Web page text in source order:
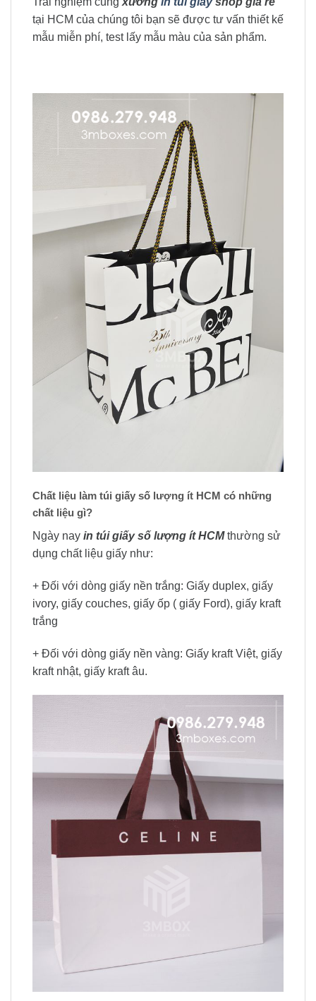
tại HCM của chúng tôi bạn sẽ được tư vấn thiết kế
mẫu miễn phí, test lấy mẫu màu của sản phẩm.
Chất liệu làm túi giấy số lượng ít HCM có những
chất liệu gì?
Ngày nay in túi giấy số lượng ít HCMthường sử
dụng chất liệu giấy như:
+ Đối với dòng giấy nền trắng: Giấy duplex, giấy
ivory, giấy couches, giấy ốp ( giấy Ford), giấy kraft
trắng
+ Đối với dòng giấy nền vàng: Giấy kraft Việt, giấy
kraft nhật, giấy kraft âu.